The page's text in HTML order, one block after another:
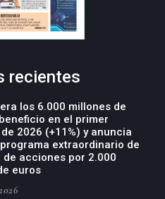
recientes
los 6.000 millones de
en el primer
2026 (+11%) y anuncia
extraordinario de
de acciones por 2.000
euros